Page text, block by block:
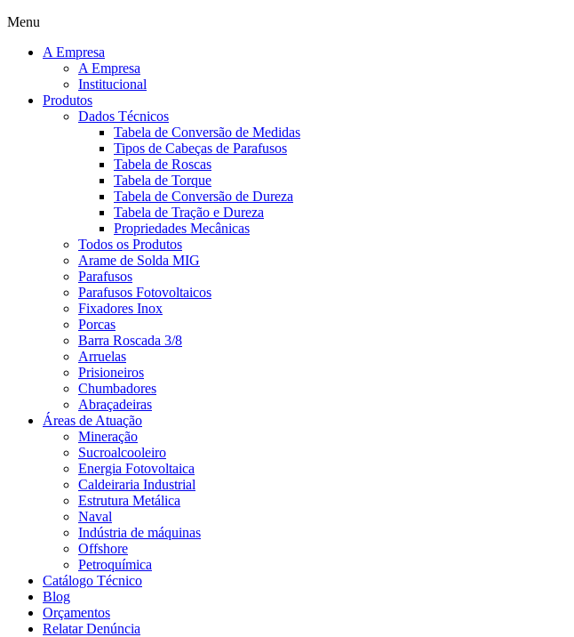
Menu
A Empresa
A Empresa
Institucional
Produtos
Dados Técnicos
Tabela de Conversão de Medidas
Tipos de Cabeças de Parafusos
Tabela de Roscas
Tabela de Torque
Tabela de Conversão de Dureza
Tabela de Tração e Dureza
Propriedades Mecânicas
Todos os Produtos
Arame de Solda MIG
Parafusos
Parafusos Fotovoltaicos
Fixadores Inox
Porcas
Barra Roscada 3/8
Arruelas
Prisioneiros
Chumbadores
Abraçadeiras
Áreas de Atuação
Mineração
Sucroalcooleiro
Energia Fotovoltaica
Caldeiraria Industrial
Estrutura Metálica
Naval
Indústria de máquinas
Offshore
Petroquímica
Catálogo Técnico
Blog
Orçamentos
Relatar Denúncia